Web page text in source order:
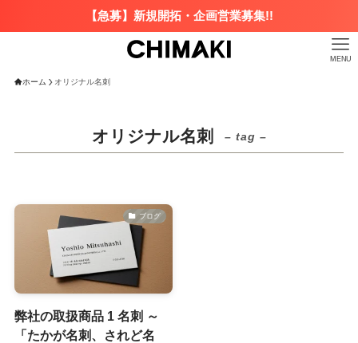
【急募】新規開拓・企画営業募集!!
MENU
ホーム オリジナル名刺
オリジナル名刺 – tag –
ブログ
弊社の取扱商品 1 名刺 ～
「たかが名刺、されど名